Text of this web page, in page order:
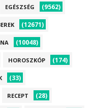
EGÉSZSÉG (9562)
(12671)
(10048)
HOROSZKÓP (174)
(33)
RECEPT (28)